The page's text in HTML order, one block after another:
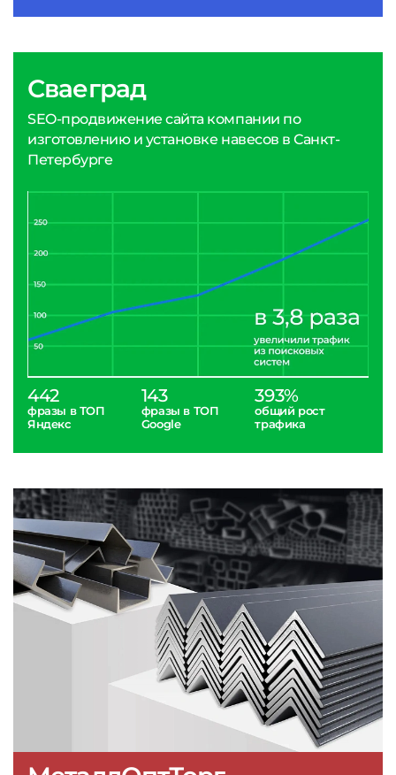
Сваеград
SEO-продвижение сайта компании по
изготовлению и установке навесов в Санкт-
Петербурге
442
фразы в ТОП
Яндекс
143
фразы в ТОП
Google
393%
общий рост
трафика